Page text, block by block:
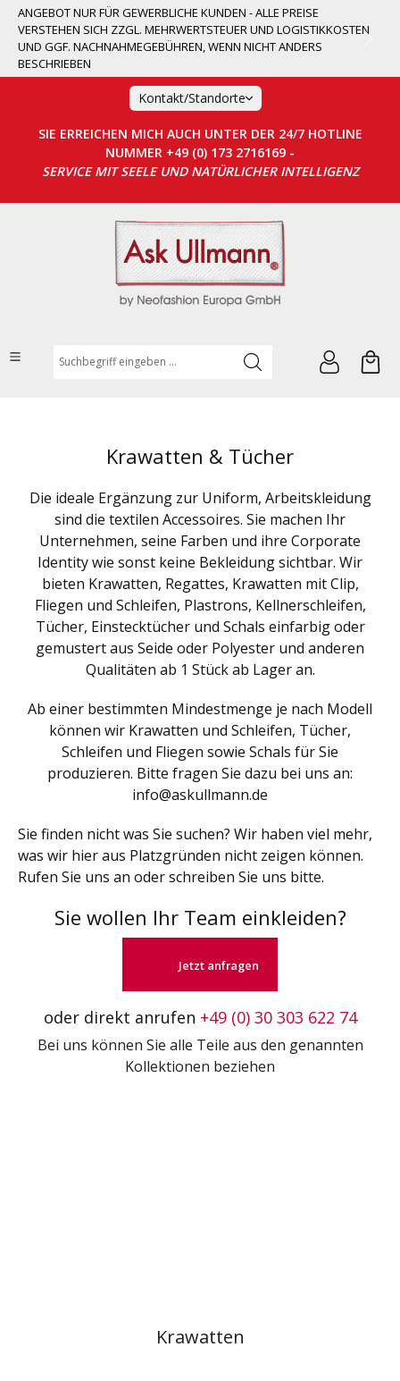
springen
ANGEBOT NUR FÜR GEWERBLICHE KUNDEN - ALLE PREISE
VERSTEHEN SICH ZZGL. MEHRWERTSTEUER UND LOGISTIKKOSTEN
UND GGF. NACHNAHMEGEBÜHREN, WENN NICHT ANDERS
BESCHRIEBEN
Kontakt/Standorte
SIE ERREICHEN MICH AUCH UNTER DER 24/7 HOTLINE
NUMMER +49 (0) 173 2716169 -
SERVICE MIT SEELE UND NATÜRLICHER INTELLIGENZ
Suchbegriff eingeben ...
Krawatten & Tücher
Die ideale Ergänzung zur Uniform, Arbeitskleidung
sind die textilen Accessoires. Sie machen Ihr
Unternehmen, seine Farben und ihre Corporate
Identity wie sonst keine Bekleidung sichtbar. Wir
bieten Krawatten, Regattes, Krawatten mit Clip,
Fliegen und Schleifen, Plastrons, Kellnerschleifen,
Tücher, Einstecktücher und Schals einfarbig oder
gemustert aus Seide oder Polyester und anderen
Qualitäten ab 1 Stück ab Lager an.
Ab einer bestimmten Mindestmenge je nach Modell
können wir Krawatten und Schleifen, Tücher,
Schleifen und Fliegen sowie Schals für Sie
produzieren. Bitte fragen Sie dazu bei uns an:
info@askullmann.de
Sie finden nicht was Sie suchen? Wir haben viel mehr,
was wir hier aus Platzgründen nicht zeigen können.
Rufen Sie uns an oder schreiben Sie uns bitte.
Sie wollen Ihr Team einkleiden?
Jetzt anfragen
oder direkt anrufen +49 (0) 30 303 622 74
Bei uns können Sie alle Teile aus den genannten
Kollektionen beziehen
Krawatten